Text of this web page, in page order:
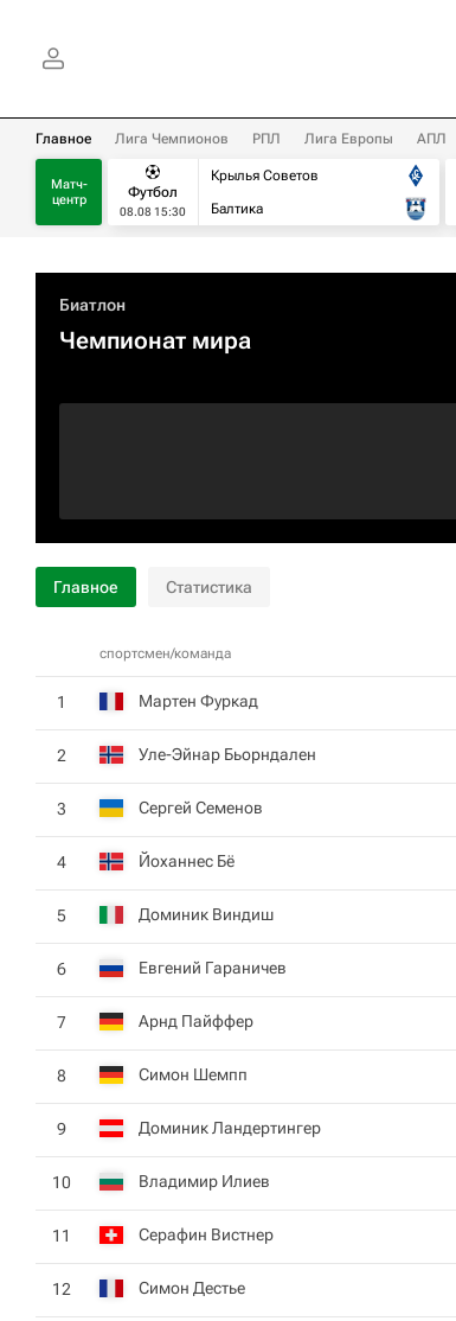
Главное Лига Чемпионов РПЛ Лига Европы АПЛ
Матч-
центр
Футбол
08.08 15:30
Крылья Советов
Балтика
Биатлон
Чемпионат мира
Главное Статистика
спортсмен/команда
1 Мартен Фуркад
2 Уле-Эйнар Бьорндален
3 Сергей Семенов
4 Йоханнес Бё
5 Доминик Виндиш
6 Евгений Гараничев
7 Арнд Пайффер
8 Симон Шемпп
9 Доминик Ландертингер
10 Владимир Илиев
11 Серафин Вистнер
12 Симон Дестье